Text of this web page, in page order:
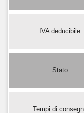
IVA deducibile
Stato
Tempi di